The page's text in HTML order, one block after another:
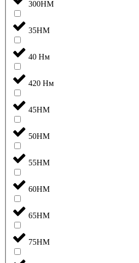
300НМ
35НМ
40 Нм
420 Нм
45НМ
50НМ
55НМ
60НМ
65НМ
75НМ